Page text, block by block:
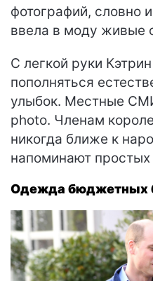
фотографий, словно
ввела в моду живые
С легкой руки
пополняться
улыбок. Местные
photo. Членам
никогда ближе к
напоминают
Одежда бюджетных